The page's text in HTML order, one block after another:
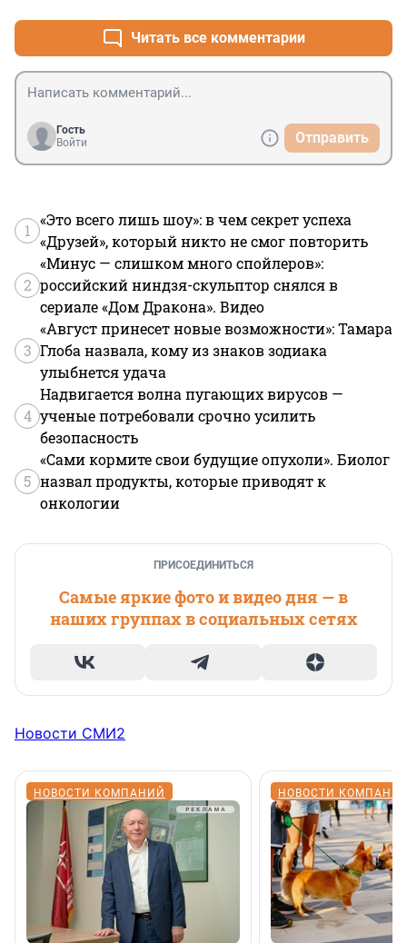
Читать все комментарии
Гость
Войти
Отправить
1
«Это всего лишь шоу»: в чем секрет успеха
«Друзей», который никто не смог повторить
2
«Минус — слишком много спойлеров»:
российский ниндзя-скульптор снялся в
сериале «Дом Дракона». Видео
3
«Август принесет новые возможности»: Тамара
Глоба назвала, кому из знаков зодиака
улыбнется удача
4
Надвигается волна пугающих вирусов —
ученые потребовали срочно усилить
безопасность
5
«Сами кормите свои будущие опухоли». Биолог
назвал продукты, которые приводят к
онкологии
ПРИСОЕДИНИТЬСЯ
Самые яркие фото и видео дня — в
наших группах в социальных сетях
Новости СМИ2
НОВОСТИ КОМПАНИЙ НОВОСТИ